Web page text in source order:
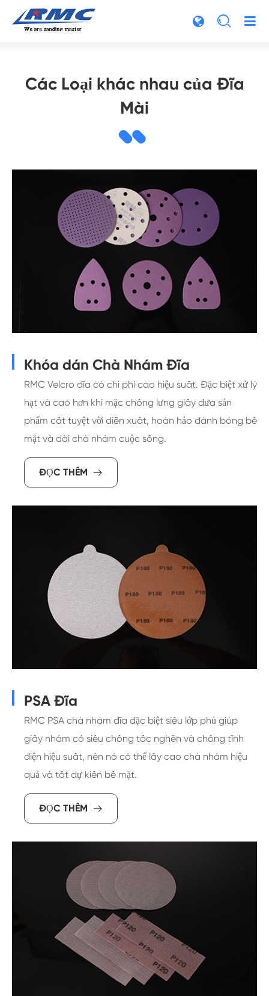

Các Loại khác nhau của Đĩa
Mài
Khóa dán Chà Nhám Đĩa
RMC Velcro đĩa có chi phí cao hiệu suất. Đặc biệt xử lý
hạt và cao hơn khi mặc chống lưng giấy đưa sản
phẩm cắt tuyệt vời diễn xuất, hoàn hảo đánh bóng bề
mặt và dài chà nhám cuộc sống.
ĐỌC THÊM 
PSA Đĩa
RMC PSA chà nhám đĩa đặc biệt siêu lớp phủ giúp
giấy nhám có siêu chống tắc nghẽn và chống tĩnh
điện hiệu suất, nên nó có thể lấy cao chà nhám hiệu
quả và tốt dự kiến bề mặt.
ĐỌC THÊM 